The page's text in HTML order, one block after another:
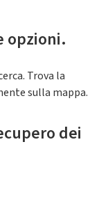
opzioni.
Trova la
sulla mappa.
dei